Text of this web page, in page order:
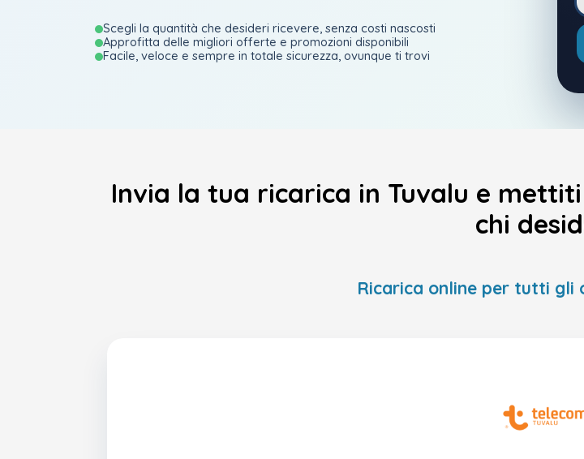
Scegli la quantità che desideri ricevere, senza costi nascosti
Approfitta delle migliori offerte e promozioni disponibili
Facile, veloce e sempre in totale sicurezza, ovunque ti trovi
Invia la tua ricarica in Tuvalu e
chi
Ricarica online per tutti gli